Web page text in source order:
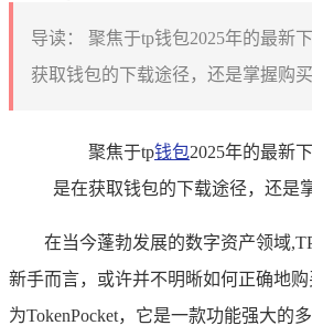
导读：
聚焦于tp钱包2025年的最新
获取钱包的下载途径，还是掌握购
聚焦于tp钱包2025年的最新
是在获取钱包的下载途径，还是
在当今蓬勃发展的数字资产领域
新手而言，或许并不明晰如何正确地
为TokenPocket，它是一款功能强大